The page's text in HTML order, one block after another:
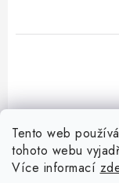
Tento web
tohoto webu
Více informací
Informace pro vás